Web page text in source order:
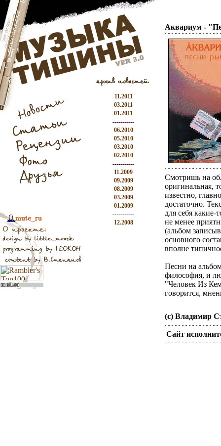
11.2011
03.2011
01.2011
-----------
06.2010
05.2010
03.2010
02.2010
-----------
11.2009
09.2009
08.2009
03.2009
01.2009
-----------
12.2008
Аквариум -
Смотришь на
оригинальная,
известно,
достаточно.
для себя
не менее
(альбом
основного
вполне
Песни на
философия, и
"Человек Из
говорится,
(c) Владимир
Сайт